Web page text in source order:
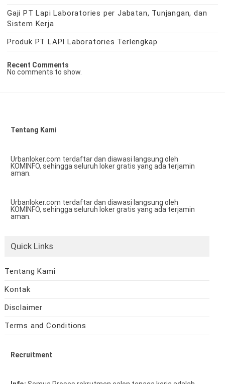
Gaji PT Lapi Laboratories per Jabatan, Tunjangan, dan
Sistem Kerja
Produk PT LAPI Laboratories Terlengkap
Recent Comments
No comments to show.
Tentang Kami
Urbanloker.com terdaftar dan diawasi langsung oleh
KOMINFO, sehingga seluruh loker gratis yang ada terjamin
aman.
Urbanloker.com terdaftar dan diawasi langsung oleh
KOMINFO, sehingga seluruh loker gratis yang ada terjamin
aman.
Quick Links
Tentang Kami
Kontak
Disclaimer
Terms and Conditions
Recruitment